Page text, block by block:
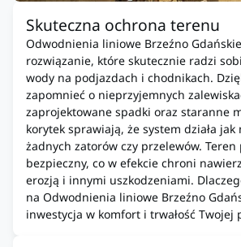
Skuteczna ochrona terenu
Odwodnienia liniowe Brzeźno Gdańskie
rozwiązanie, które skutecznie radzi
wody na podjazdach i chodnikach.
zapomnieć o nieprzyjemnych
zaprojektowane spadki oraz staranne
korytek sprawiają, że system działa jak
żadnych zatorów czy przelewów. Teren
bezpieczny, co w efekcie chroni
erozją i innymi uszkodzeniami.
na Odwodnienia liniowe Brzeźno
inwestycja w komfort i trwałość Twojej